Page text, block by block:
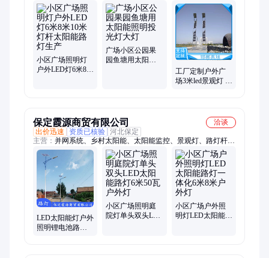
伏离网储能系统、光伏发电系统、各种光伏发电产品、光伏发电
产品应用
小区广场照明灯
户外LED灯6米8米
广场小区公园果
园鱼塘用太阳能
工厂定制户外广
场3米led景观灯 道
保定霞源商贸有限公司
洽谈
出价迅速
资质已核验 河北保定
主营： 并网系统、乡村太阳能、太阳能监控、景观灯、路灯杆、
杀虫灯、庭院灯、led路灯、照明系统、太阳能灯、路灯新农村、
太阳能储能、离网发电系统、光伏组件
LED太阳能灯户外
照明锂电池路灯
小区广场照明庭
院灯单头双头LED
小区广场户外照
明灯LED太阳能路